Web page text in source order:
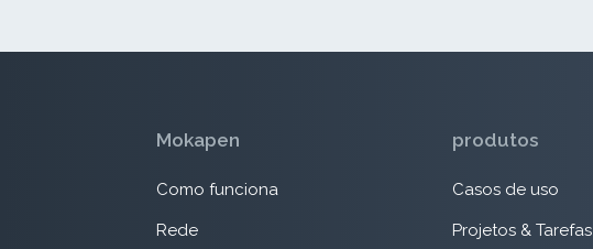
Mokapen
Como funciona
Rede
produtos
Casos de uso
Projetos & Tarefas